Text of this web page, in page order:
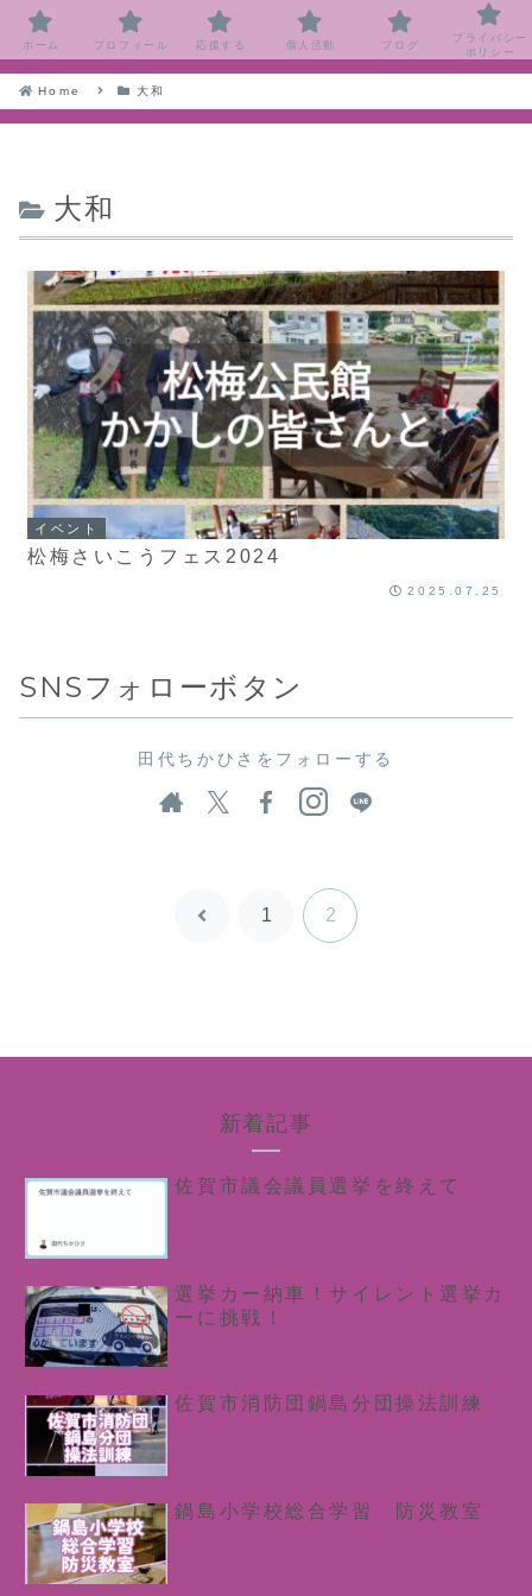
Home 大和
大和
イベント
松梅さいこうフェス2024
2025.07.25
SNSフォローボタン
田代ちかひさをフォローする
前
1 2
新着記事
佐賀市議会議員選挙を終えて
選挙カー納車！サイレント選挙カ
ーに挑戦！
佐賀市消防団鍋島分団操法訓練
鍋島小学校総合学習 防災教室
ホーム プロフィール 応援する 個人活動 ブログ
プライバシー
ポリシー